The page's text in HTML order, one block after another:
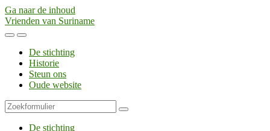
Ga naar de inhoud
Vrienden van Suriname
Toggle
mobiele
menu
Toggle
het
zoekveld
De stichting
Historie
Steun ons
Oude website
Zoeken
De stichting